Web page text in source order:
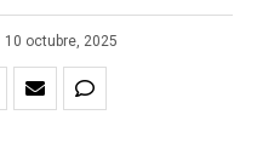
10 octubre, 2025